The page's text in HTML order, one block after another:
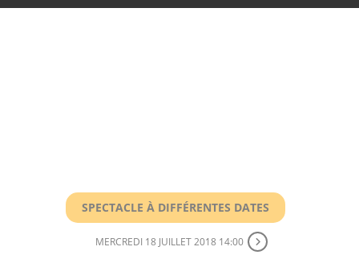
SPECTACLE À DIFFÉRENTES DATES
MERCREDI 18 JUILLET 2018 14:00